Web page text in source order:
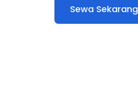
Sewa Sekarang